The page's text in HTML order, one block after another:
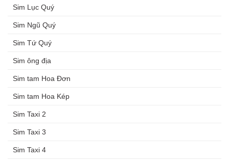
Sim Lục Quý
Sim Ngũ Quý
Sim Tứ Quý
Sim ông địa
Sim tam Hoa Đơn
Sim tam Hoa Kép
Sim Taxi 2
Sim Taxi 3
Sim Taxi 4